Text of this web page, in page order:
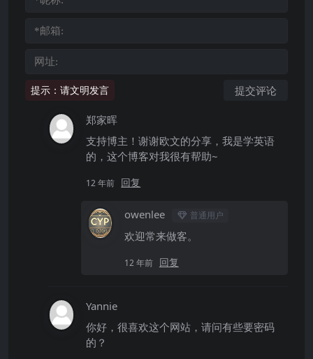
提示：请文明发言
郑家晖
支持博主！谢谢欧文的分享，我是学英语
的，这个博客对我很有帮助~
12 年前 回复
owenlee 普通用户
欢迎常来做客。
12 年前 回复
Yannie
你好，很喜欢这个网站，请问有些要密码
的？